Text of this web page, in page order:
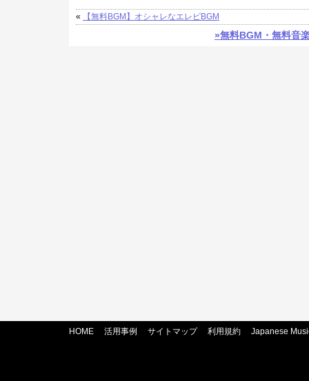
« 【無料BGM】オシャレなエレピBGM
»無料BGM・無料音
HOME 活用事例 サイトマップ 利用規約 Japanese